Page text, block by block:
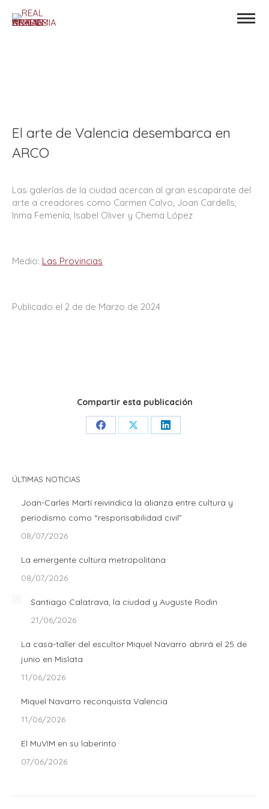
El arte de Valencia desembarca en
ARCO
Las galerías de la ciudad acercan al gran escaparate del
arte a creadores como Carmen Calvo, Joan Cardells,
Inma Femenía, Isabel Oliver y Chema López
Medio: Las Provincias
Publicado el 2 de de Marzo de 2024
Compartir esta publicación
Share Share Share
ÚLTIMAS NOTICIAS
Joan-Carles Martí reivindica la alianza entre cultura y
periodismo como “responsabilidad civil”
08/07/2026
La emergente cultura metropolitana
08/07/2026
Santiago Calatrava, la ciudad y Auguste Rodin
21/06/2026
La casa-taller del escultor Miquel Navarro abrirá el 25 de
junio en Mislata
11/06/2026
Miquel Navarro reconquista Valencia
11/06/2026
El MuVIM en su laberinto
07/06/2026